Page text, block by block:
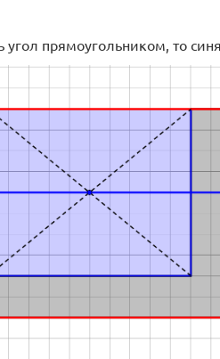
прямоугольником, то